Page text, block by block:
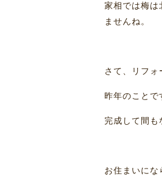
家相では梅は
ませんね。
さて、リフォ
昨年のことで
完成して間
お住まいにな